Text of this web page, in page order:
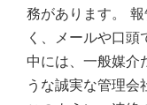
務があります。
く、メールや口頭
中には、一般媒介
うな誠実な管理会